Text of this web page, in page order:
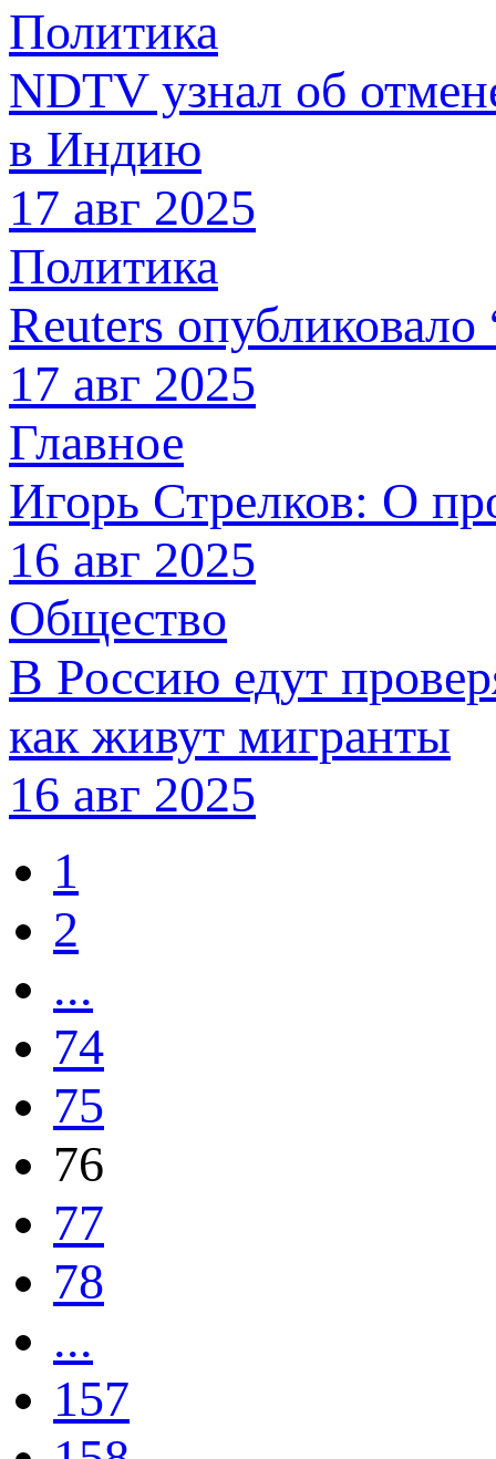
Политика
NDTV узнал об
в Индию
17 авг 2025
Политика
Reuters
17 авг 2025
Главное
Игорь Стрелков: О
16 авг 2025
Общество
В Россию едут
как живут мигранты
16 авг 2025
1
2
...
74
75
76
77
78
...
157